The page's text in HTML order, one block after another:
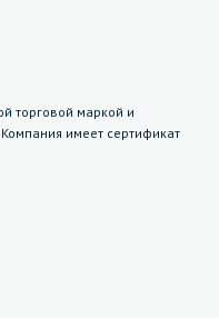
торговой маркой и
имеет сертификат